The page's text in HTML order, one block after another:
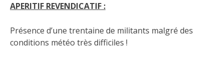
APERITIF REVENDICATIF :
Présence d’une trentaine de militants malgré des
conditions météo très difficiles !